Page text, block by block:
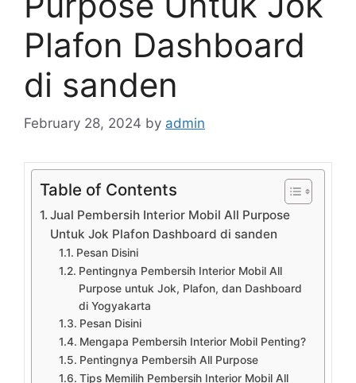
Plafon Dashboard
di sanden
February 28, 2024 by admin
Table of Contents
Jual Pembersih Interior Mobil All Purpose
Untuk Jok Plafon Dashboard di sanden
Pesan Disini
Pentingnya Pembersih Interior Mobil All
Purpose untuk Jok, Plafon, dan Dashboard
di Yogyakarta
Pesan Disini
Mengapa Pembersih Interior Mobil Penting?
Pentingnya Pembersih All Purpose
Tips Memilih Pembersih Interior Mobil All